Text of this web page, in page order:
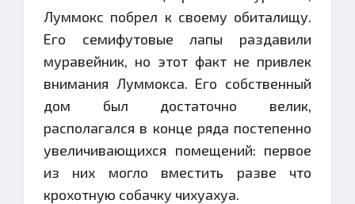
Луммокс побрел к своему обиталищу.
Его семифутовые лапы раздавили
муравейник, но этот факт не привлек
внимания Луммокса. Его собственный
дом был достаточно велик,
располагался в конце ряда постепенно
увеличивающихся помещений: первое
из них могло вместить разве что
крохотную собачку чихуахуа.